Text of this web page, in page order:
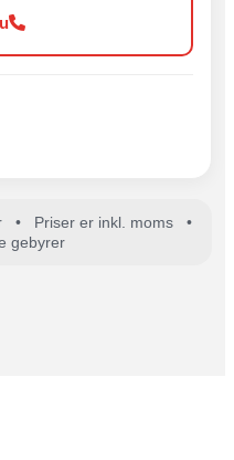
• Priser er inkl. moms •
gebyrer